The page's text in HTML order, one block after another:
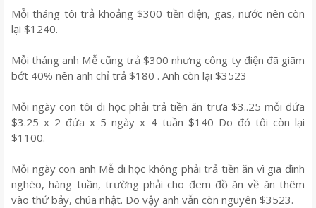
Mỗi tháng tôi trả khoảng $300 tiền điện, gas, nước nên còn
lại $1240.
Mỗi tháng anh Mễ cũng trả $300 nhưng công ty điện đã giãm
bớt 40% nên anh chỉ trả $180 . Anh còn lại $3523
Mỗi ngày con tôi đi học phải trả tiền ăn trưa $3..25 mỗi đứa
$3.25 x 2 đứa x 5 ngày x 4 tuần $140 Do đó tôi còn lại
$1100.
Mỗi ngày con anh Mễ đi học không phải trả tiền ăn vì gia đình
nghèo, hàng tuần, trường phải cho đem đồ ăn về ăn thêm
vào thứ bảy, chúa nhật. Do vậy anh vẫn còn nguyên $3523.